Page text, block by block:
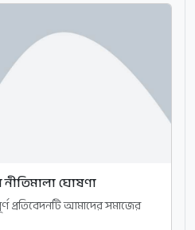
ঘোষণা
প্রতিবেদনটি আমাদের সমাজের